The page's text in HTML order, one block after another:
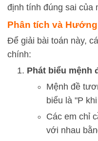
định tính đúng sai của
Phân tích và
Để giải bài toán này,
chính:
Phát biểu mệnh
Mệnh đề
biểu là "P
Các em chỉ
với nhau